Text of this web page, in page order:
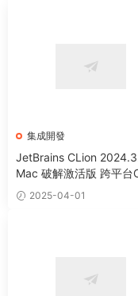
集成開發
JetBrains CLion
Mac 破解激活版 跨平台
+IDE集成開發工具
le Silicon)
2025-04-01